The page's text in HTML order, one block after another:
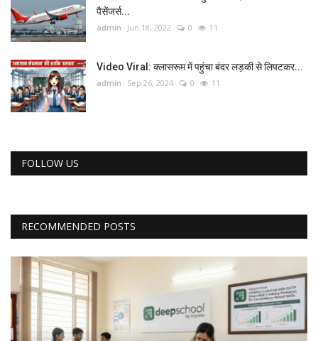
पैसेंजर्स...
admin Jun 18, 2022 0 11
Video Viral: क्‍लासरूम में पहुंचा बंदर लड़की से लिपटकर...
admin Sep 26, 2024 0 11
FOLLOW US
RECOMMENDED POSTS